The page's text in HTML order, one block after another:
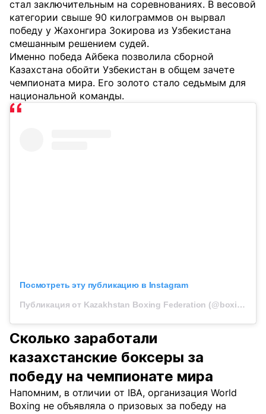
стал заключительным на соревнованиях. В весовой
категории свыше 90 килограммов он вырвал
победу у Жахонгира Зокирова из Узбекистана
смешанным решением судей.
Именно победа Айбека позволила сборной
Казахстана обойти Узбекистан в общем зачете
чемпионата мира. Его золото стало седьмым для
национальной команды.
Посмотреть эту публикацию в Instagram
Публикация от Kazakhstan Boxing Federation (@boxingkazakhstan)
Сколько заработали
казахстанские боксеры за
победу на чемпионате мира
Напомним, в отличии от IBA, организация World
Boxing не объявляла о призовых за победу на